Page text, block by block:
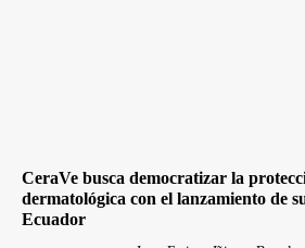
CeraVe busca democratizar la
dermatológica con el lanzamiento de
Ecuador